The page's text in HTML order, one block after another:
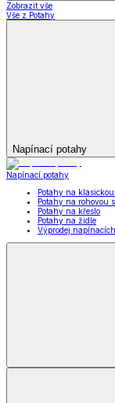
Zobrazit vše
Vše z Potahy
Napínací potahy
Napínací potahy
Potahy na
Potahy na rohovou
Potahy na křeslo
Potahy na židle
Výprodej